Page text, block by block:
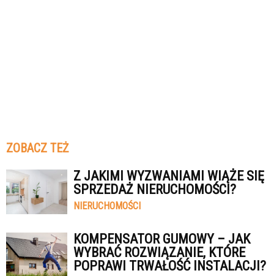
ZOBACZ TEŻ
Z JAKIMI WYZWANIAMI WIĄŻE SIĘ
SPRZEDAŻ NIERUCHOMOŚCI?
NIERUCHOMOŚCI
KOMPENSATOR GUMOWY – JAK
WYBRAĆ ROZWIĄZANIE, KTÓRE
POPRAWI TRWAŁOŚĆ INSTALACJI?